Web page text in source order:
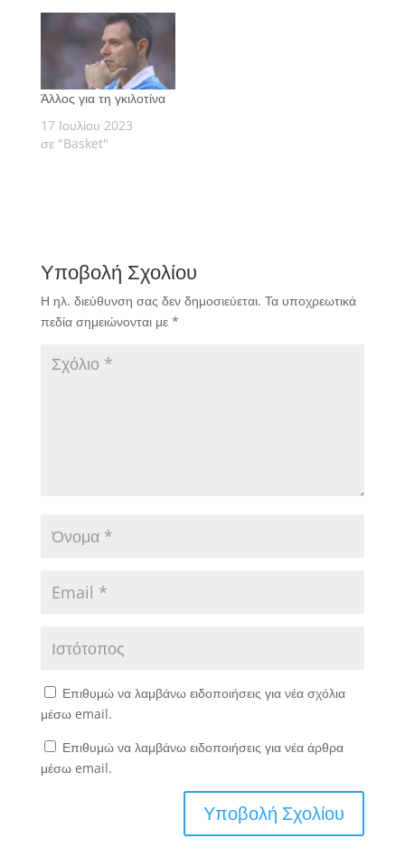
Άλλος για τη γκιλοτίνα
17 Ιουλίου 2023
σε "Basket"
Υποβολή Σχολίου
Η ηλ. διεύθυνση σας δεν δημοσιεύεται. Τα υποχρεωτικά
πεδία σημειώνονται με *
Επιθυμώ να λαμβάνω ειδοποιήσεις για νέα σχόλια
μέσω email.
Επιθυμώ να λαμβάνω ειδοποιήσεις για νέα άρθρα
μέσω email.